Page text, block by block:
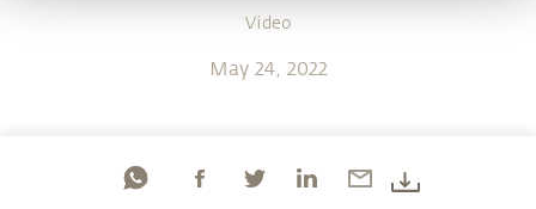
Video
May 24, 2022